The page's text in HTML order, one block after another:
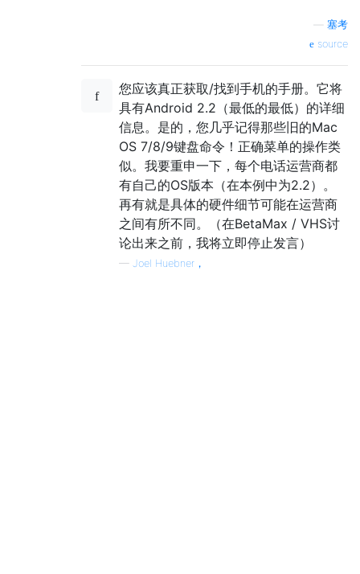
塞考
source
您应该真正获取/找到手机的手册。它将
具有Android 2.2（最低的最低）的详细
信息。是的，您几乎记得那些旧的Mac
OS 7/8/9键盘命令！正确菜单的操作类
似。我要重申一下，每个电话运营商都
有自己的OS版本（在本例中为2.2）。
再有就是具体的硬件细节可能在运营商
之间有所不同。（在BetaMax / VHS讨
论出来之前，我将立即停止发言）
— Joel Huebner，